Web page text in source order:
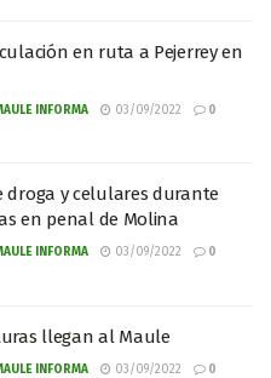
en ruta a Pejerrey en
INFORMA 03/09/2022 0
droga y celulares durante
en penal de Molina
INFORMA 03/09/2022 0
llegan al Maule
INFORMA 03/09/2022 0